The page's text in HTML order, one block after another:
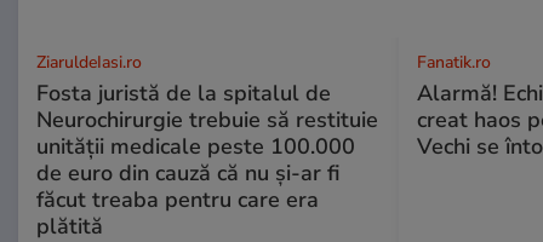
ZiaruldeIasi.ro
Fosta juristă de la spitalul de
Neurochirurgie trebuie să restituie
unității medicale peste 100.000
de euro din cauză că nu și-ar fi
făcut treaba pentru care era
plătită
Fanatik.ro
Alarmă!
creat haos
Vechi se